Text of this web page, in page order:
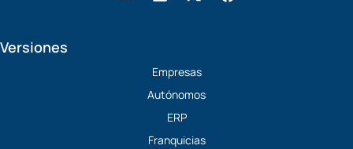
d
i
n
t
t
e
a
Versiones
Empresas
Autónomos
ERP
Franquicias